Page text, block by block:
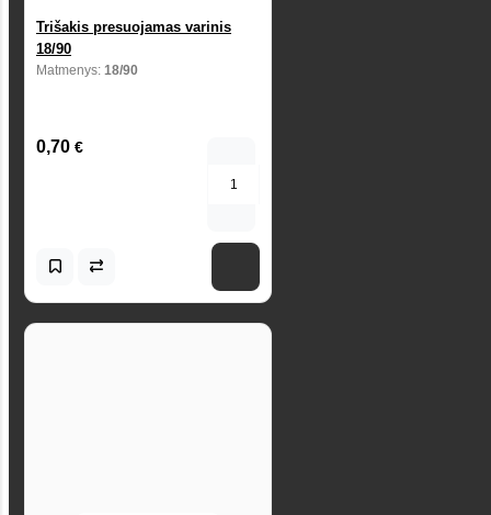
Trišakis presuojamas varinis
18/90
Matmenys: 18/90
0,70 €